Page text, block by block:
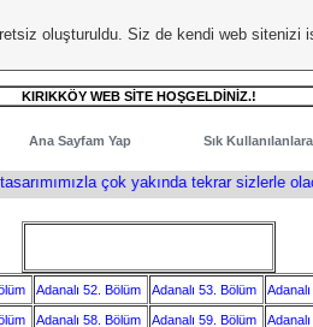
KIRIKKÖY WEB SİTE HOŞGELDİNİZ.!
Ana Sayfam Yap Sık
çok yakında tekrar sizlerle
Adanalı 52. Bölüm Adanalı 53. Bölüm
Adanalı 58. Bölüm Adanalı 59. Bölüm
oluşturuldu. Siz de kendi web sitenizi